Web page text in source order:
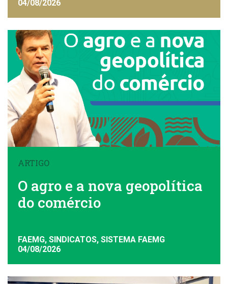
FAEMG
04/08/2026
ARTIGO
O agro e a nova geopolítica
do comércio
FAEMG, SINDICATOS, SISTEMA FAEMG
04/08/2026